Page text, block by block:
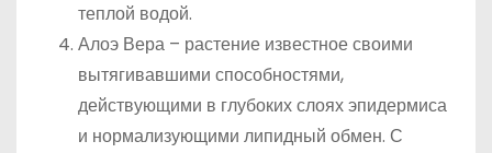
теплой водой.
Алоэ Вера – растение известное своими
вытягивавшими способностями,
действующими в глубоких слоях эпидермиса
и нормализующими липидный обмен. С